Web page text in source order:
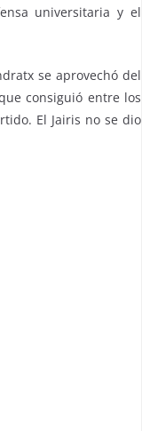
universitaria y el
se aprovechó del
consiguió entre los
El Jairis no se dio